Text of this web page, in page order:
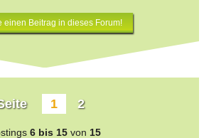
einen Beitrag in dieses Forum!
1 2
6 bis 15 von 15